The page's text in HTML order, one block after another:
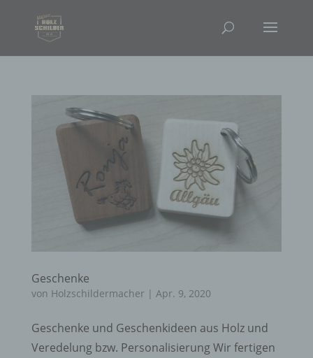
Geschenke
von Holzschildermacher | Apr. 9, 2020
Geschenke und Geschenkideen aus Holz und
Veredelung bzw. Personalisierung Wir fertigen